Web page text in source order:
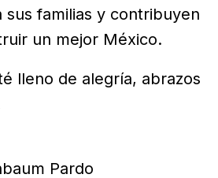
sus familias y contribuyen
un mejor México.
lleno de alegría, abrazos
Pardo